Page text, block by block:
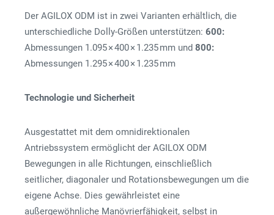
Der AGILOX ODM ist in zwei Varianten erhältlich, die
unterschiedliche Dolly-Größen unterstützen: 600:
Abmessungen 1.095 × 400 × 1.235 mm und 800:
Abmessungen 1.295 × 400 × 1.235 mm
Technologie und Sicherheit
Ausgestattet mit dem omnidirektionalen
Antriebssystem ermöglicht der AGILOX ODM
Bewegungen in alle Richtungen, einschließlich
seitlicher, diagonaler und Rotationsbewegungen um die
eigene Achse. Dies gewährleistet eine
außergewöhnliche Manövrierfähigkeit, selbst in